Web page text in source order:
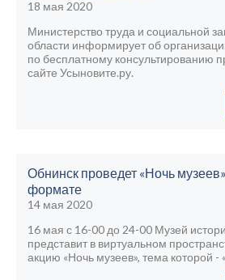
18 мая 2020
Министерство труда и социальной
области информирует об
по бесплатному консультированию
сайте Усыновите.ру.
Обнинск проведет «Ночь
формате
14 мая 2020
16 мая с 16-00 до 24-00 Музей
представит в виртуальном
акцию «Ночь музеев», тема которой -